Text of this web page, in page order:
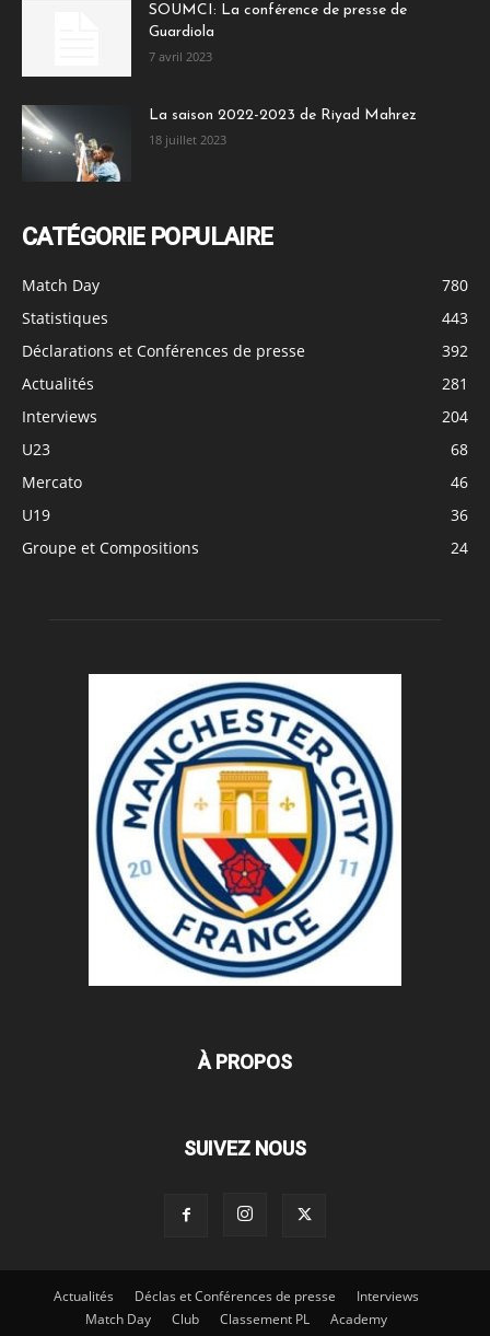
SOUMCI: La conférence de presse de
Guardiola
7 avril 2023
La saison 2022-2023 de Riyad Mahrez
18 juillet 2023
CATÉGORIE POPULAIRE
Match Day
780
Statistiques
443
Déclarations et Conférences de presse
392
Actualités
281
Interviews
204
U23
68
Mercato
46
U19
36
Groupe et Compositions
24
À PROPOS
SUIVEZ NOUS
Actualités Déclas et Conférences de presse
Interviews
Match Day
Club Classement PL
Academy